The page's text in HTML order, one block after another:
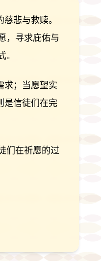
悲与救赎。
，寻求庇佑与
求；当愿望实
是信徒们在完
们在祈愿的过